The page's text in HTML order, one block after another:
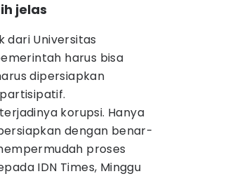
jelas
dari Universitas
harus bisa
dipersiapkan
korupsi. Hanya
dengan benar-
proses
IDN Times, Minggu